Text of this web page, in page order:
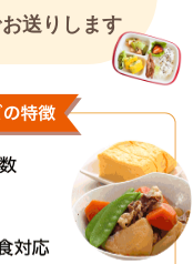
送りします